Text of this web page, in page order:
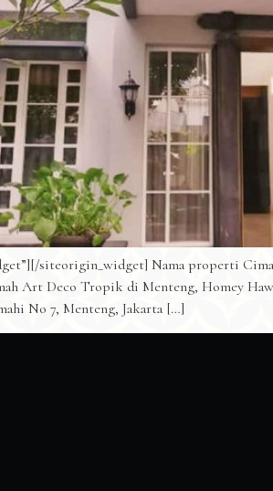
siteorigin_widget] Nama properti
Art Deco Tropik di Menteng, Homey
No 7, Menteng, Jakarta […]